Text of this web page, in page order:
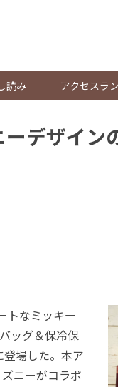
読み アクセスラ
ーデザイン
トなミッキー
ッグ＆保冷保
場した。本ア
ニーがコラボ